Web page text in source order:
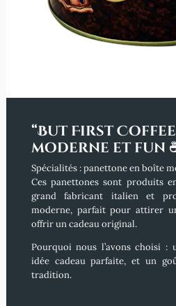
“But First
moderne et fun
Spécialités : panettone en boîte
Ces panettones sont produits
grand fabricant italien et
moderne, parfait pour attirer
offrir un cadeau original.
Pourquoi nous l’avons choisi :
idée cadeau parfaite, et un
tradition.